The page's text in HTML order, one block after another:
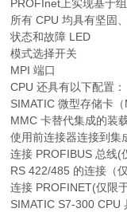
PROFInet上实现基于
所有 CPU 均具有坚固
状态和故障 LED
模式选择开关
MPI 端口
CPU 还具有以下配置：
SIMATIC 微型存储卡（
MMC 卡替代集成的装
使用前连接器连接到集
连接 PROFIBUS 总线(
RS 422/485 的连接（
连接 PROFINET(仅限
SIMATIC S7-300 CPU